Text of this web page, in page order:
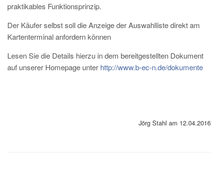
praktikables Funktionsprinzip.
Der Käufer selbst soll die Anzeige der Auswahlliste direkt am
Kartenterminal anfordern können
Lesen Sie die Details hierzu in dem bereitgestellten Dokument
auf unserer Homepage unter http://www.b-ec-n.de/dokumente
Jörg Stahl am 12.04.2016